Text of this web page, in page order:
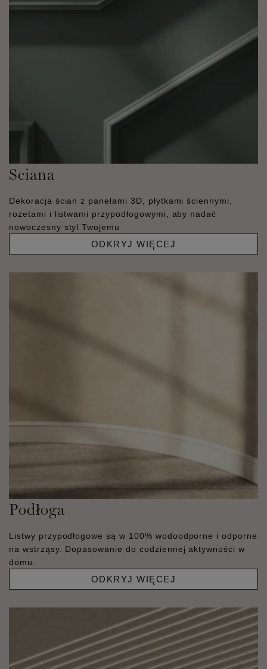
Sciana
Dekoracja ścian z panelami 3D, płytkami ściennymi,
rozetami i listwami przypodłogowymi, aby nadać
nowoczesny styl Twojemu
ODKRYJ WIĘCEJ
Podłoga
Listwy przypodłogowe są w 100% wodoodporne i odporne
na wstrząsy. Dopasowanie do codziennej aktywności w
domu.
ODKRYJ WIĘCEJ